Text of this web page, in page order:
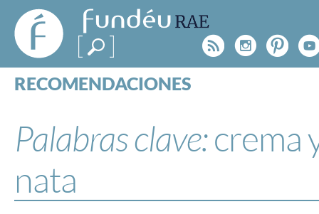
FundéuRAE
- Fundación
del Español
Urgente
Rss
RECOMENDACIONES
ESPECIALES
BLOG
NOTICIAS
Palabras clave:crema
nata